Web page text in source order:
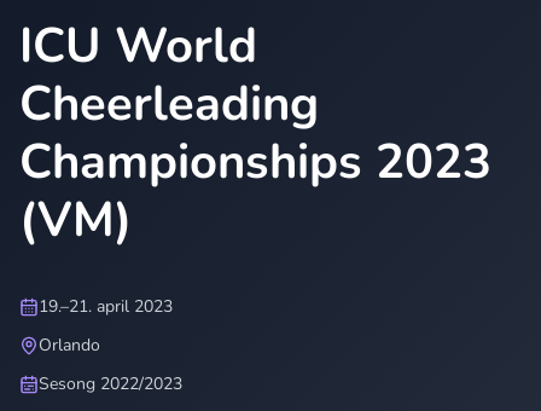
ICU World
Cheerleading
Championships 2023
(VM)
19.–21. april 2023
Orlando
Sesong 2022/2023